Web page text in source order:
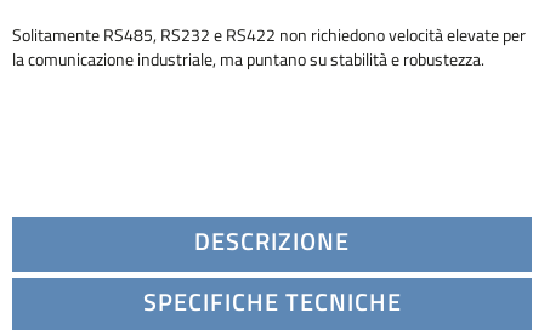
Solitamente RS485, RS232 e RS422 non richiedono velocità elevate per
la comunicazione industriale, ma puntano su stabilità e robustezza.
DESCRIZIONE
SPECIFICHE TECNICHE